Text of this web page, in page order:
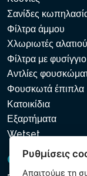
Σανίδες
Φίλτρα άμμου
Χλωριωτές αλατιού
Φίλτρα με φυσίγγιο
Αντλίες
Φουσκωτά έπιπλα
Κατοικίδια
Εξαρτήματα
Wetset
GDPR και
Ρυθμίσεις
Απαιτούμε τη